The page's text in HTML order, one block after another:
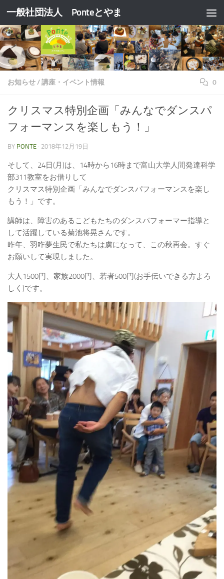
コンテンツへスキップ
一般社団法人 Ponteとやま
お知らせ/講座・イベント情報 0
クリスマス特別企画「みんなでダンスパ
フォーマンスを楽しもう！」
BY PONTE · 2018年12月19日
そして、24日(月)は、14時から16時まで富山大学人間発達科学
部311教室をお借りして
クリスマス特別企画「みんなでダンスパフォーマンスを楽し
もう！」です。
講師は、障害のあるこどもたちのダンスパフォーマー指導と
して活躍している菊池将晃さんです。
昨年、羽咋夢生民で私たちは虜になって、この秋再会。すぐ
お願いして実現しました。
大人1500円、家族2000円、若者500円(お手伝いできる方よろ
しく)です。